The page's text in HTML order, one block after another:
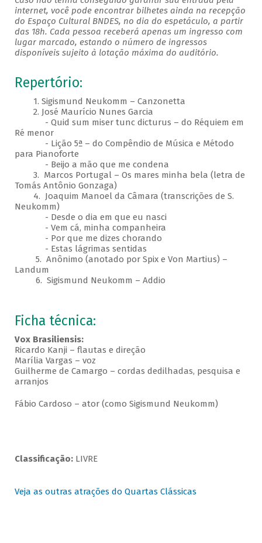
internet, você pode encontrar bilhetes ainda na recepção
do Espaço Cultural BNDES, no dia do espetáculo, a partir
das 18h. Cada pessoa receberá apenas um ingresso com
lugar marcado, estando o número de ingressos
disponíveis sujeito à lotação máxima do auditório.
Repertório:
1. Sigismund Neukomm – Canzonetta
2. José Maurício Nunes Garcia
- Quid sum miser tunc dicturus – do Réquiem em
Ré menor
- Lição 5ª – do Compêndio de Música e Método
para Pianoforte
- Beijo a mão que me condena
3. Marcos Portugal – Os mares minha bela (letra de
Tomás Antônio Gonzaga)
4. Joaquim Manoel da Câmara (transcrições de S.
Neukomm)
- Desde o dia em que eu nasci
- Vem cá, minha companheira
- Por que me dizes chorando
- Estas lágrimas sentidas
5. Anônimo (anotado por Spix e Von Martius) –
Landum
6. Sigismund Neukomm – Addio​
Ficha técnica:
Vox Brasiliensis:
Ricardo Kanji – flautas e direção
Marília Vargas – voz
Guilherme de Camargo – cordas dedilhadas, pesquisa e
arranjos
Fábio Cardoso – ator (como Sigismund Neukomm)
Classificação:LIVRE
Veja as outras atrações do Quartas Clássicas